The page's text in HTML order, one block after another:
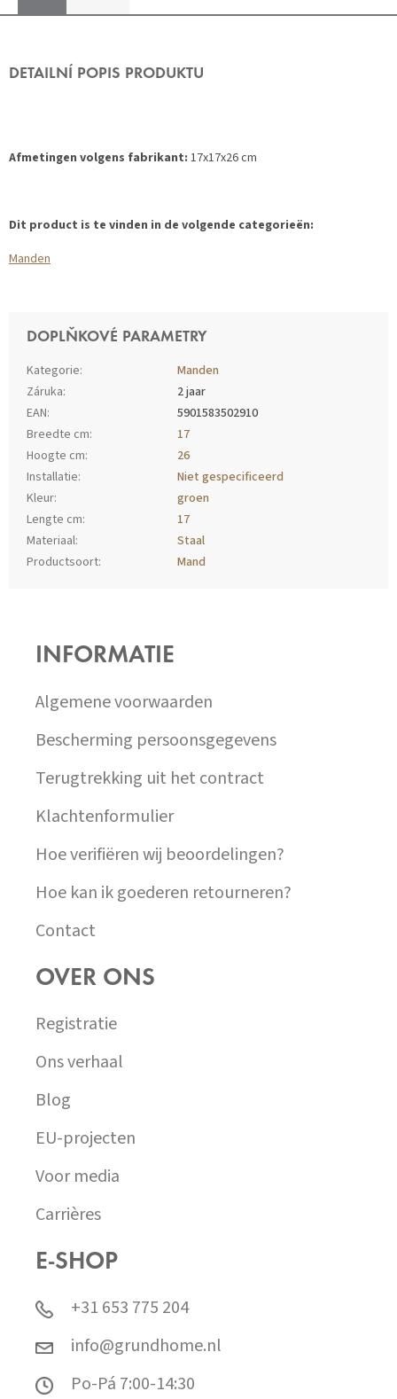
DETAILNÍ POPIS PRODUKTU
Afmetingen volgens fabrikant: 17x17x26 cm
Dit product is te vinden in de volgende categorieën:
Manden
DOPLŇKOVÉ PARAMETRY
Kategorie:
Manden
Záruka:
2 jaar
EAN:
5901583502910
Breedte cm:
17
Hoogte cm:
26
Installatie:
Niet gespecificeerd
Kleur:
groen
Lengte cm:
17
Materiaal:
Staal
Productsoort:
Mand
INFORMATIE
Algemene voorwaarden
Bescherming persoonsgegevens
Terugtrekking uit het contract
Klachtenformulier
Hoe verifiëren wij beoordelingen?
Hoe kan ik goederen retourneren?
Contact
OVER ONS
Registratie
Ons verhaal
Blog
EU-projecten
Voor media
Carrières
E-SHOP
+31 653 775 204
info@grundhome.nl
Po-Pá 7:00-14:30